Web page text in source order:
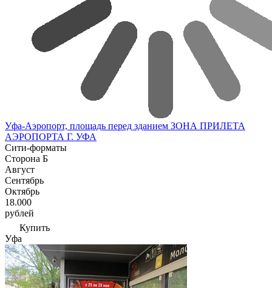
Уфа-Аэропорт, площадь перед зданием ЗОНА ПРИЛЕТА
АЭРОПОРТА Г. УФА
Сити-форматы
Сторона Б
Август
Сентябрь
Октябрь
18.000
рублей
Купить
Уфа